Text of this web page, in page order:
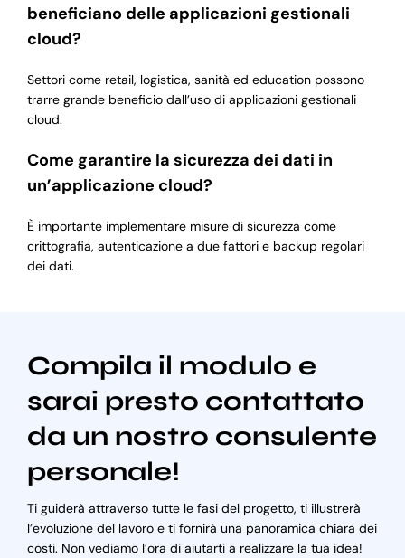
beneficiano delle applicazioni gestionali
cloud?
Settori come retail, logistica, sanità ed education possono
trarre grande beneficio dall’uso di applicazioni gestionali
cloud.
Come garantire la sicurezza dei dati in
un’applicazione cloud?
È importante implementare misure di sicurezza come
crittografia, autenticazione a due fattori e backup regolari
dei dati.
Compila il modulo e
sarai presto contattato
da un nostro consulente
personale!
Ti guiderà attraverso tutte le fasi del progetto, ti illustrerà
l’evoluzione del lavoro e ti fornirà una panoramica chiara dei
costi. Non vediamo l’ora di aiutarti a realizzare la tua idea!